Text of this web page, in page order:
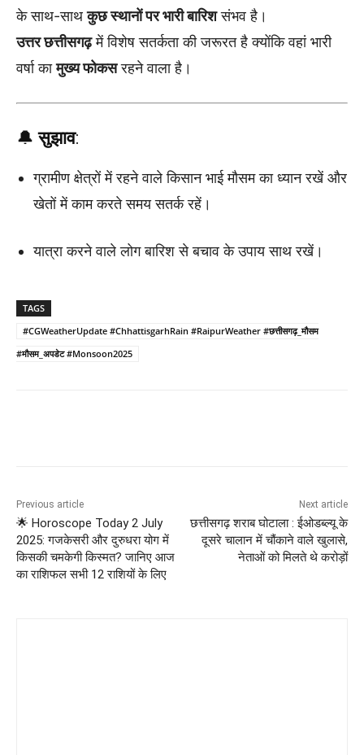
के साथ-साथकुछ स्थानों पर भारी बारिशसंभव है।
उत्तर छत्तीसगढ़में विशेष सतर्कता की जरूरत है क्योंकि वहां भारी
वर्षा कामुख्य फोकसरहने वाला है।
🔔सुझाव:
ग्रामीण क्षेत्रों में रहने वाले किसान भाई मौसम का ध्यान रखें और
खेतों में काम करते समय सतर्क रहें।
यात्रा करने वाले लोग बारिश से बचाव के उपाय साथ रखें।
TAGS
#CGWeatherUpdate #ChhattisgarhRain #RaipurWeather #छत्तीसगढ़_मौसम
#मौसम_अपडेट #Monsoon2025
Previous article
🌟 Horoscope Today 2 July
2025: गजकेसरी और दुरुधरा योग में
किसकी चमकेगी किस्मत? जानिए आज
का राशिफल सभी 12 राशियों के लिए
Next article
छत्तीसगढ़ शराब घोटाला : ईओडब्ल्यू के
दूसरे चालान में चौंकाने वाले खुलासे,
नेताओं को मिलते थे करोड़ों